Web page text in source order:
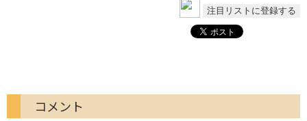
コメント